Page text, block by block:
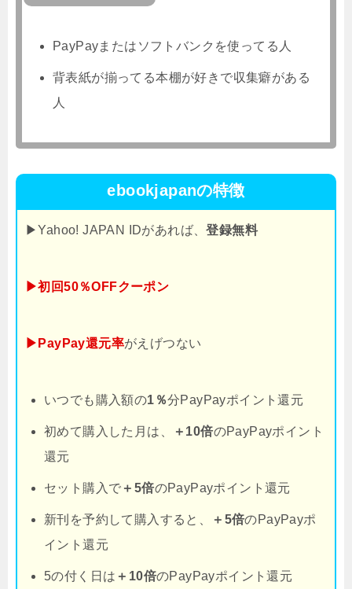
PayPayまたはソフトバンクを使ってる人
背表紙が揃ってる本棚が好きで収集癖がある
人
ebookjapanの特徴
▶Yahoo! JAPAN IDがあれば、登録無料
▶初回50％OFFクーポン
▶PayPay還元率がえげつない
いつでも購入額の1％分PayPayポイント還元
初めて購入した月は、 ＋10倍のPayPayポイント
還元
セット購入で ＋5倍のPayPayポイント還元
新刊を予約して購入すると、 ＋5倍のPayPayポ
イント還元
5の付く日は ＋10倍のPayPayポイント還元